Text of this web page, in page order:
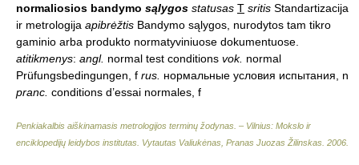
normaliosios bandymo sąlygos statusas T sritis Standartizacija
ir metrologija apibrėžtis Bandymo sąlygos, nurodytos tam tikro
gaminio arba produkto normatyviniuose dokumentuose.
atitikmenys: angl. normal test conditions vok. normal
Prüfungsbedingungen, f rus. нормальные условия испытания, n
pranc. conditions d’essai normales, f
Penkiakalbis aiškinamasis metrologijos terminų žodynas. – Vilnius: Mokslo ir
enciklopedijų leidybos institutas Vytautas Valiukėnas, Pranas Juozas Žilinskas 2006